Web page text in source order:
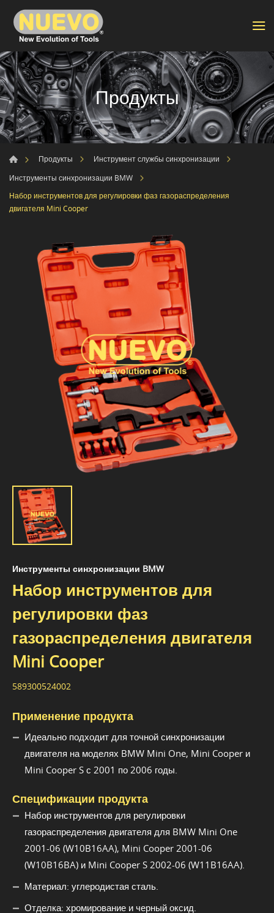
Продукты
Продукты
Инструмент службы синхронизации
Инструменты синхронизации BMW
Набор инструментов для регулировки фаз газораспределения
двигателя Mini Cooper
Инструменты синхронизации BMW
Набор инструментов для
регулировки фаз
газораспределения двигателя
Mini Cooper
589300524002
Применение продукта
Идеально подходит для точной синхронизации
двигателя на моделях BMW Mini One, Mini Cooper и
Mini Cooper S с 2001 по 2006 годы.
Спецификации продукта
Набор инструментов для регулировки
газораспределения двигателя для BMW Mini One
2001-06 (W10B16AA), Mini Cooper 2001-06
(W10B16BA) и Mini Cooper S 2002-06 (W11B16AA).
Материал: углеродистая сталь.
Отделка: хромирование и черный оксид.